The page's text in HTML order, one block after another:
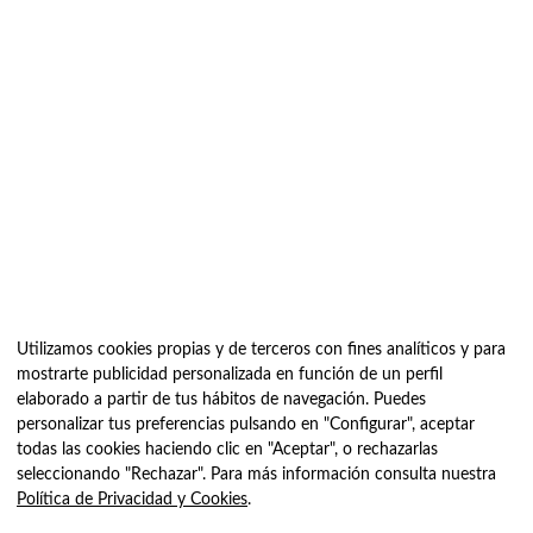
Utilizamos cookies propias y de terceros con fines analíticos y para
mostrarte publicidad personalizada en función de un perfil
elaborado a partir de tus hábitos de navegación. Puedes
personalizar tus preferencias pulsando en "Configurar", aceptar
todas las cookies haciendo clic en "Aceptar", o rechazarlas
seleccionando "Rechazar". Para más información consulta nuestra
Política de Privacidad y Cookies.